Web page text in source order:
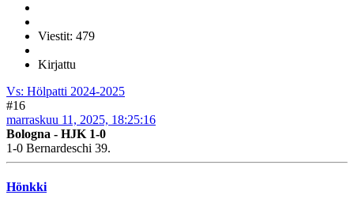
Viestit: 479
Kirjattu
Vs: Hölpatti 2024-2025
#16
marraskuu 11, 2025, 18:25:16
Bologna - HJK 1-0
1-0 Bernardeschi 39.
Hönkki